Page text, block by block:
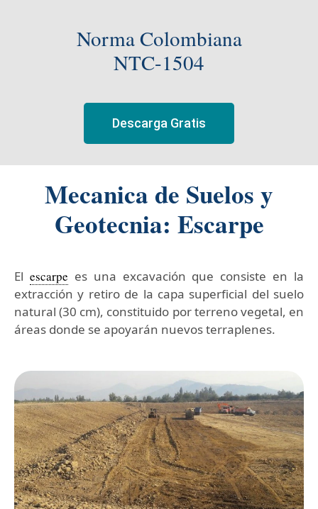
Norma Colombiana
NTC-1504
Descarga Gratis
Mecanica de Suelos y
Geotecnia: Escarpe
El escarpe es una excavación que consiste en la
extracción y retiro de la capa superficial del suelo
natural (30 cm), constituido por terreno vegetal, en
áreas donde se apoyarán nuevos terraplenes.